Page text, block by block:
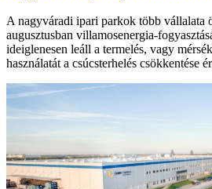
A nagyváradi ipari parkok több vállalata
augusztusban villamosenergia-
ideiglenesen leáll a termelés, vagy
használatát a csúcsterhelés csökkentése